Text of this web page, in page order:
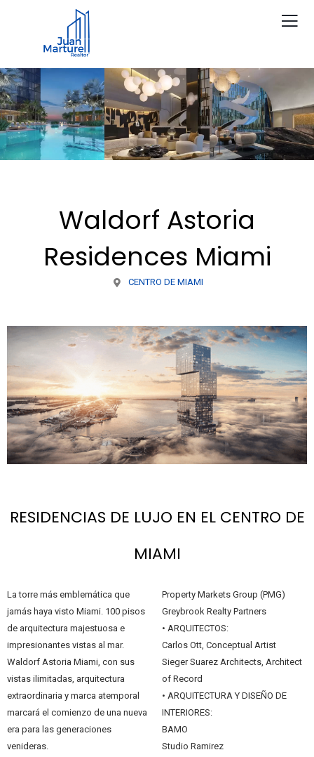
Waldorf Astoria
Residences Miami
CENTRO DE MIAMI
RESIDENCIAS DE LUJO EN EL CENTRO DE
MIAMI
La torre más emblemática que
jamás haya visto Miami. 100 pisos
de arquitectura majestuosa e
impresionantes vistas al mar.
Waldorf Astoria Miami, con sus
vistas ilimitadas, arquitectura
extraordinaria y marca atemporal
marcará el comienzo de una nueva
era para las generaciones
venideras.
Property Markets Group (PMG)
Greybrook Realty Partners
• ARQUITECTOS:
Carlos Ott, Conceptual Artist
Sieger Suarez Architects, Architect
of Record
• ARQUITECTURA Y DISEÑO DE
INTERIORES:
BAMO
Studio Ramirez